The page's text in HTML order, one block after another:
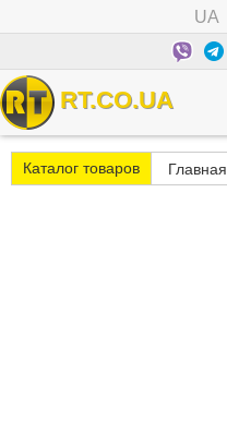
UA
RT.CO.UA
Каталог товаров Главная